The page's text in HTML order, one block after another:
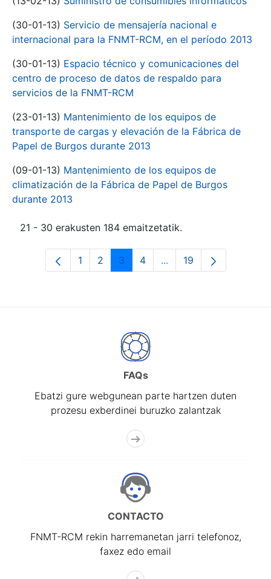
(30-01-13) Servicio de mensajería nacional e
internacional para la FNMT-RCM, en el período 2013
(30-01-13) Espacio técnico y comunicaciones del
centro de proceso de datos de respaldo para
servicios de la FNMT-RCM
(23-01-13) Mantenimiento de los equipos de
transporte de cargas y elevación de la Fábrica de
Papel de Burgos durante 2013
(09-01-13) Mantenimiento de los equipos de
climatización de la Fábrica de Papel de Burgos
durante 2013
21 - 30 erakusten 184 emaitzetatik.
Orrialdea
1 Orrialdea
2 Orrialdea
3 Orrialdea
4 ...Intermediate Pages
Orrialdea
19
FAQs
Ebatzi gure webgunean parte hartzen duten
prozesu exberdinei buruzko zalantzak
CONTACTO
FNMT-RCM rekin harremanetan jarri telefonoz,
faxez edo email